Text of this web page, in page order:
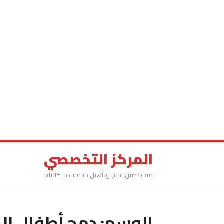
المركز التخصصي
متخصصين علاج وتأهيل خدمات متكاملة